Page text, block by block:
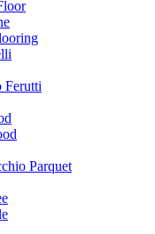
Ferutti
Parquet